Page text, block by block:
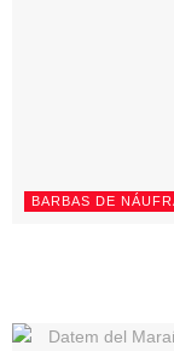
BARBAS DE